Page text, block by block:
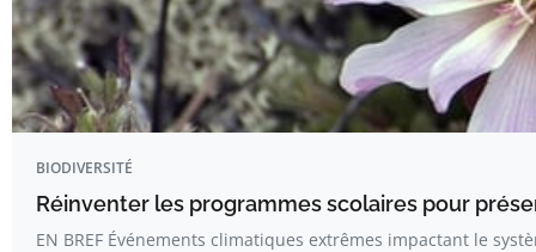
BIODIVERSITÉ
Réinventer les programmes scolaires pour
EN BREF Événements climatiques extrêmes impactant le